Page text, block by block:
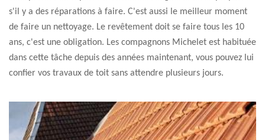
s'il y a des réparations à faire. C'est aussi le meilleur moment
de faire un nettoyage. Le revêtement doit se faire tous les 10
ans, c'est une obligation. Les compagnons Michelet est habituée
dans cette tâche depuis des années maintenant, vous pouvez lui
confier vos travaux de toit sans attendre plusieurs jours.